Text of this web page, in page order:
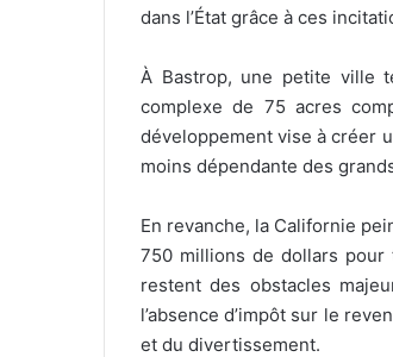
dans l’État grâce à ces
À Bastrop, une petite ville
complexe de 75 acres
développement vise à créer
moins dépendante des
En revanche, la Californie
750 millions de dollars
restent des obstacles
l’absence d’impôt sur le
et du divertissement.